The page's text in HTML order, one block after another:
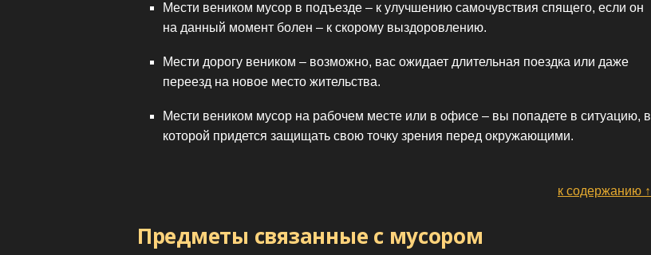
Мести веником мусор в подъезде – к улучшению самочувствия спящего, если он
на данный момент болен – к скорому выздоровлению.
Мести дорогу веником – возможно, вас ожидает длительная поездка или даже
переезд на новое место жительства.
Мести веником мусор на рабочем месте или в офисе – вы попадете в ситуацию, в
которой придется защищать свою точку зрения перед окружающими.
к содержанию ↑
Предметы связанные с мусором